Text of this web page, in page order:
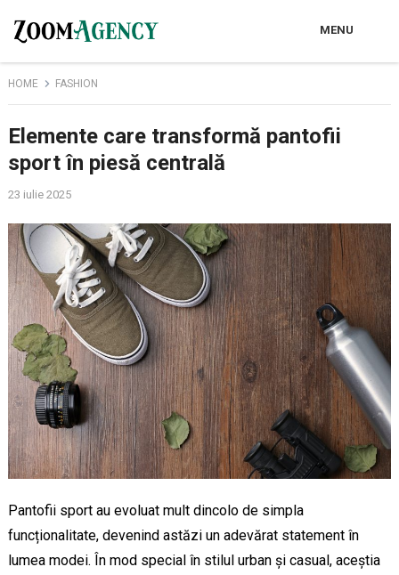
MENU
HOME FASHION
Elemente care transformă pantofii
sport în piesă centrală
23 iulie 2025
Pantofii sport au evoluat mult dincolo de simpla
funcționalitate, devenind astăzi un adevărat statement în
lumea modei. În mod special în stilul urban și casual, aceștia